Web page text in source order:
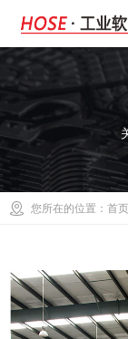
您所在的位置： 首页